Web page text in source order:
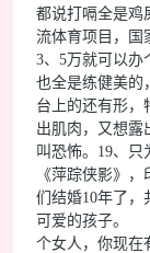
都说打嗝全是
流体育项目，国
3、5万就可以办
也全是练健美的
台上的还有形
出肌肉，又想露
叫恐怖。19、
《萍踪侠影》
们结婚10年了，
可爱的孩子。
个女人，你现在